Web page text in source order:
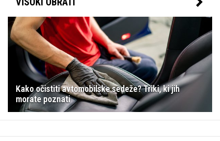
Kako očistiti avtomobilske sedeže? Triki, ki jih
morate poznati